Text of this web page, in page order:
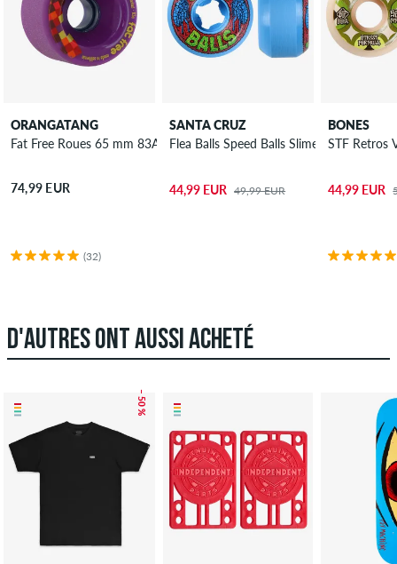
ORANGATANG
Fat Free Roues 65 mm 83A 4 Pack
74,99 EUR
(32)
SANTA CRUZ
Flea Balls Speed Balls Slime Balls Roues
44,99 EUR 49,99 EUR
BONES
STF Retros
44,99 EUR
D'AUTRES ONT AUSSI ACHETÉ
– 50 %